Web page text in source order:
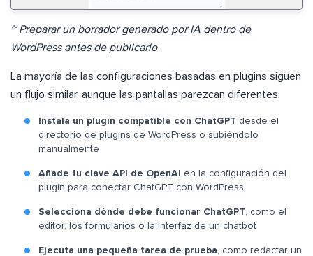
~ Preparar un borrador generado por IA dentro de
WordPress antes de publicarlo
La mayoría de las configuraciones basadas en plugins siguen
un flujo similar, aunque las pantallas parezcan diferentes.
Instala un plugin compatible con ChatGPT desde el
directorio de plugins de WordPress o subiéndolo
manualmente
Añade tu clave API de OpenAI en la configuración del
plugin para conectar ChatGPT con WordPress
Selecciona dónde debe funcionar ChatGPT, como el
editor, los formularios o la interfaz de un chatbot
Ejecuta una pequeña tarea de prueba, como redactar un